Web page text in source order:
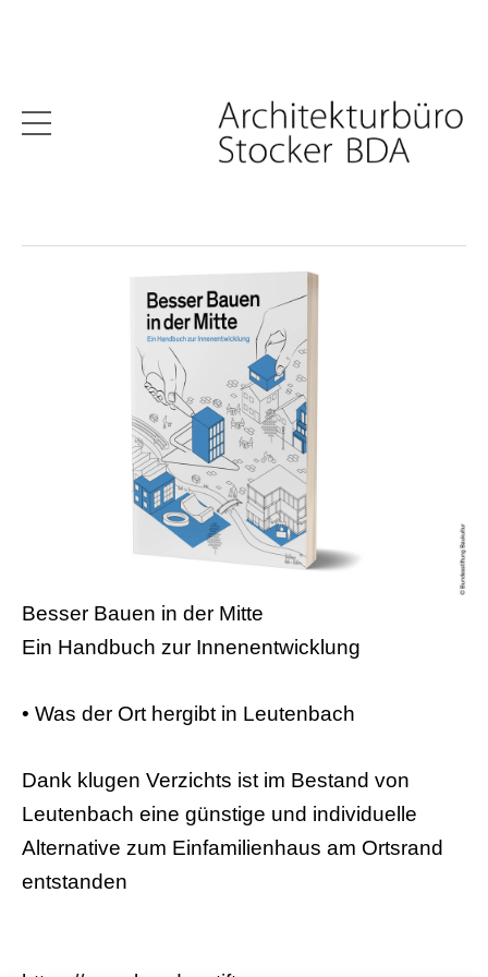
Besser Bauen in der Mitte
Ein Handbuch zur Innenentwicklung
• Was der Ort hergibt in Leutenbach
Dank klugen Verzichts ist im Bestand von
Leutenbach eine günstige und individuelle
Alternative zum Einfamilienhaus am Ortsrand
entstanden